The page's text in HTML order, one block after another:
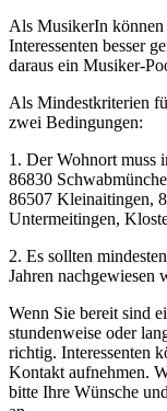
Als MusikerIn können
Interessenten besser
daraus ein Musiker-
Als Mindestkriterien
zwei Bedingungen:
1. Der Wohnort muss
86830
86507 Kleinaitingen,
Untermeitingen,
2. Es sollten
Jahren nachgewiesen
Wenn Sie bereit sind
stundenweise oder
richtig. Interessenten
Kontakt aufnehmen.
bitte Ihre Wünsche